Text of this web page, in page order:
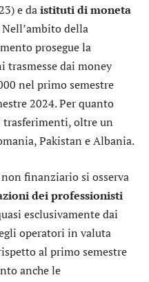
e daistituti di moneta
della
prosegue la
trasmesse dai money
nel primo semestre
2024. Per quanto
oltre un
Pakistan e Albania.
finanziario si osserva
dei professionisti
esclusivamente dai
operatori in valuta
al primo semestre
anche le